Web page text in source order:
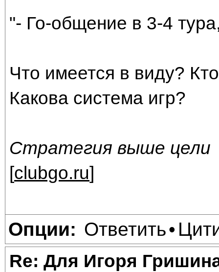
"- Го-общение в 3-4
Что имеется в виду?
Какова система игр?
Стратегия выше цели
[clubgo.ru]
Опции: Ответить•
Re: Для Игоря